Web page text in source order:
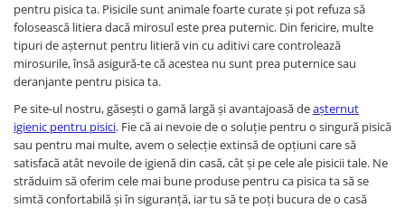
pentru pisica ta. Pisicile sunt animale foarte curate și pot refuza să
folosească litiera dacă mirosul este prea puternic. Din fericire, multe
tipuri de așternut pentru litieră vin cu aditivi care controlează
mirosurile, însă asigură-te că acestea nu sunt prea puternice sau
deranjante pentru pisica ta.
Pe site-ul nostru, găsești o gamă largă și avantajoasă deașternut
igienic pentru pisici. Fie că ai nevoie de o soluție pentru o singură pisică
sau pentru mai multe, avem o selecție extinsă de opțiuni care să
satisfacă atât nevoile de igienă din casă, cât și pe cele ale pisicii tale. Ne
străduim să oferim cele mai bune produse pentru ca pisica ta să se
simtă confortabilă și în siguranță, iar tu să te poți bucura de o casă